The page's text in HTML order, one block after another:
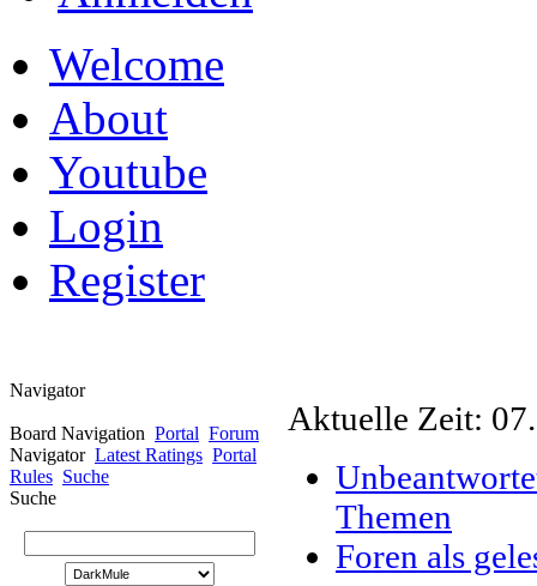
Welcome
About
Youtube
Login
Register
Navigator
Board Navigation Portal Forum
Navigator Latest Ratings Portal
Rules Suche
Suche
Aktuelle Zeit:
Themen
Foren als